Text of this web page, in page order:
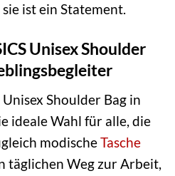
ist ein Statement.
Unisex Shoulder
Unisex Shoulder Bag in
ideale Wahl für alle, die
modischeTasche
täglichen Weg zur Arbeit,